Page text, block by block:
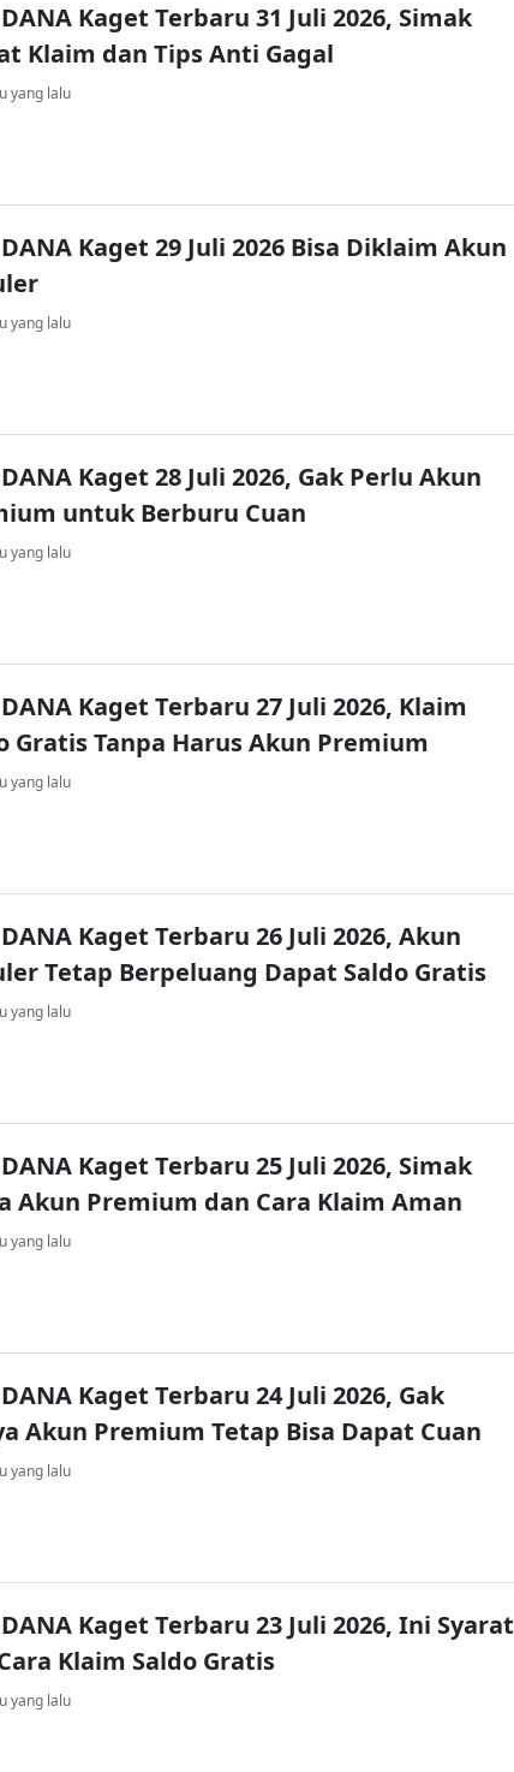
Kaget Terbaru 31 Juli 2026, Simak
Klaim dan Tips Anti Gagal
yang lalu
Kaget 29 Juli 2026 Bisa Diklaim Akun
yang lalu
Kaget 28 Juli 2026, Gak Perlu Akun
untuk Berburu Cuan
yang lalu
Kaget Terbaru 27 Juli 2026, Klaim
Gratis Tanpa Harus Akun Premium
yang lalu
Kaget Terbaru 26 Juli 2026, Akun
Tetap Berpeluang Dapat Saldo Gratis
yang lalu
Kaget Terbaru 25 Juli 2026, Simak
Akun Premium dan Cara Klaim Aman
yang lalu
Kaget Terbaru 24 Juli 2026, Gak
Akun Premium Tetap Bisa Dapat Cuan
yang lalu
Kaget Terbaru 23 Juli 2026, Ini Syarat
Klaim Saldo Gratis
yang lalu